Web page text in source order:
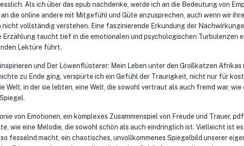
Als ich über das epub nachdenke, werde ich an die Bedeutung von
die online andere mit Mitgefühl und Güte anzusprechen, auch wenn wir ihre
vollständig verstehen. Eine faszinierende Erkundung der
Erzählung taucht tief in die emotionalen und psychologischen Turbulenzen
Lektüre führt.
und Der Löwenflüsterer: Mein Leben unter den Großkatzen Afrikas
zu Ende ging, verspürte ich ein Gefühl der Traurigkeit, nicht nur für
Welt, in der sie lebten, eine Welt, die sowohl vertraut als auch fremd war, wie
von Emotionen, ein komplexes Zusammenspiel von Freude und Trauer,
wie eine Melodie, die sowohl schön als auch eindringlich ist. Vielleicht ist es
fesselnd macht, ein chaotisches, unvollkommenes Spiegelbild unserer